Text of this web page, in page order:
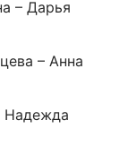
– Дарья
– Анна
Надежда